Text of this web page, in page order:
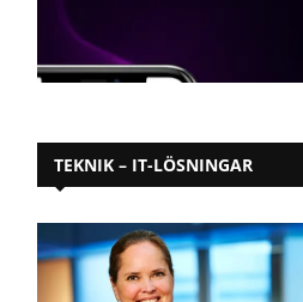
TEKNIK – IT-LÖSNINGAR